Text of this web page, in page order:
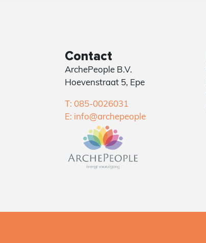
Contact
ArchePeople B.V.
Hoevenstraat 5, Epe
T: 085-0026031
E: info@archepeople